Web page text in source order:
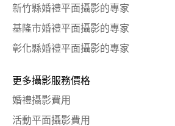
新竹縣婚禮平面攝影的專家
基隆市婚禮平面攝影的專家
彰化縣婚禮平面攝影的專家
更多攝影服務價格
婚禮攝影費用
活動平面攝影費用